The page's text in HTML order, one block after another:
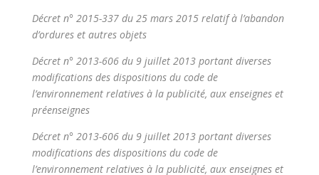
Décret n° 2015-337 du 25 mars 2015 relatif à l’abandon
d’ordures et autres objets
Décret n° 2013-606 du 9 juillet 2013 portant diverses
modifications des dispositions du code de
l’environnement relatives à la publicité, aux enseignes et
préenseignes
Décret n° 2013-606 du 9 juillet 2013 portant diverses
modifications des dispositions du code de
l’environnement relatives à la publicité, aux enseignes et